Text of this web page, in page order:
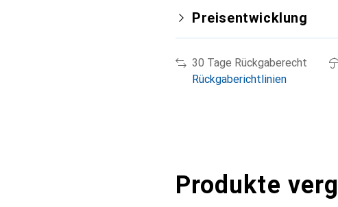
Preisentwicklung
30 Tage Rückgaberecht
Rückgaberichtlinien
Produkte